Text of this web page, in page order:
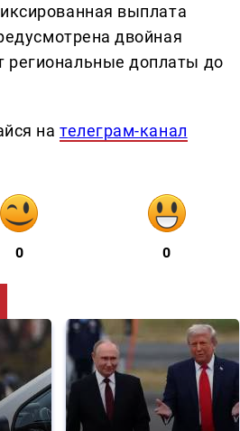
выплата
двойная
региональные доплаты до
нателеграм-канал
0 0